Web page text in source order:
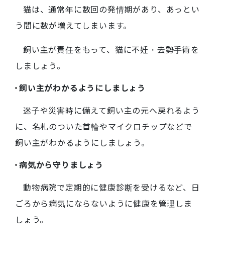
猫は、通常年に数回の発情期があり、あっとい
う間に数が増えてしまいます。
飼い主が責任をもって、猫に不妊・去勢手術を
しましょう。
飼い主がわかるようにしましょう
迷子や災害時に備えて飼い主の元へ戻れるよう
に、名札のついた首輪やマイクロチップなどで
飼い主がわかるようにしましょう。
病気から守りましょう
動物病院で定期的に健康診断を受けるなど、日
ごろから病気にならないように健康を管理しま
しょう。